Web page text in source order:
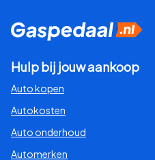
Hulp bij jouw aankoop
Auto kopen
Autokosten
Auto onderhoud
Automerken